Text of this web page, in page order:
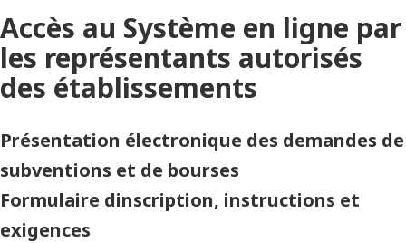
Accès au Système en ligne par
les représentants autorisés
des établissements
Présentation électronique des demandes de
subventions et de bourses 
Formulaire dinscription, instructions et
exigences